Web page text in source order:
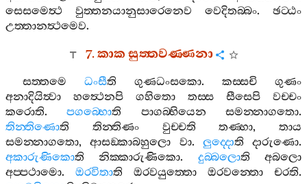
සෙසමෙත්‍ථ
වුත‍්තනයානුසාරෙනෙව වෙදිතබ‍්බං. ඡට‍්ඨං
උත‍්තානත්‍ථමෙව.
7.කාකසුත‍්තවණ‍්ණනා
සත‍්තමෙ ධංසීති ගුණධංසකො. කස‍්සචි
ගුණං
අනාදියිත්‍වා
හත්‍ථෙනපි ගහිතො තස‍්ස සීසෙපි
වච‍්චං
කරොති.පගබ‍්භොති පාගබ‍්භියෙන සමන‍්නාගතො.
තින‍්තිණොති තින‍්තිණං වුච‍්චති තණ‍්හා, තාය
සමන‍්නාගතො,ආසඞ‍්කාබහුලො වා. ලුද‍්දොති දාරුණො.
අකාරුණිකොති නික‍්කාරුණිකො. දුබ‍්බලොති
අබලො
අප‍්පථාමො. ඔරවිතාති ඔරවයුත‍්තො ඔරවන‍්තො චරති.